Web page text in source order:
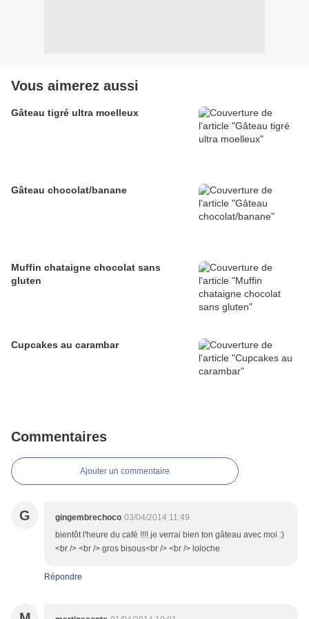
Vous aimerez aussi
Gâteau tigré ultra moelleux
Gâteau chocolat/banane
Muffin chataigne chocolat sans
gluten
Cupcakes au carambar
Commentaires
Ajouter un commentaire
G gingembrechoco 03/04/2014 11:49
bientôt l'heure du café !!!! je verrai bien ton gâteau avec moi :)
<br /> <br /> gros bisous<br /> <br /> loloche
Répondre